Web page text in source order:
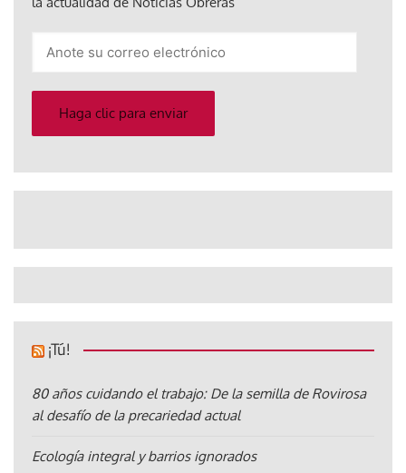
electrónico
Haga clic para enviar
¡Tú!
80 años cuidando el trabajo: De la semilla de Rovirosa
al desafío de la precariedad actual
Ecología integral y barrios ignorados